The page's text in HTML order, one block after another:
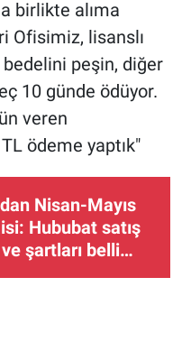
birlikte alıma
Ofisimiz, lisanslı
peşin, diğer
10 günde ödüyor.
veren
ödeme yaptık"
Nisan-Mayıs
Hububat satış
şartları belli